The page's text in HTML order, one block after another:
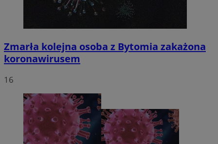
Zmarła kolejna osoba z Bytomia zakażona
koronawirusem
16